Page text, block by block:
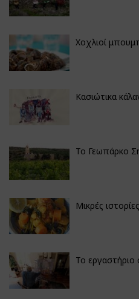
Χοχλιοί
Κασιώτικα
Το Γεωπάρκο
Μικρές
Το